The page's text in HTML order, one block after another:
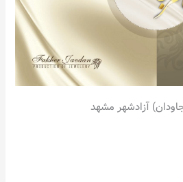
آزادشهر مشهد